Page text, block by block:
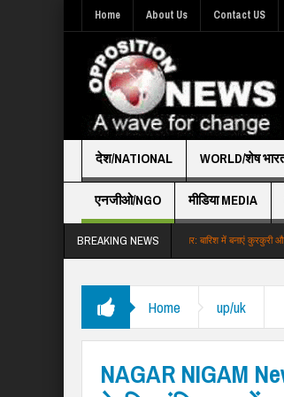
Home About Us Contact US
देश/NATIONAL WORLD/शेष
एनजीओ/NGO मीडिया MEDIA
BREAKING NEWS
बड़ी खबर: बारिश में बनाएं कुरकुरी और रसीली मावा
Home up/uk
NAGAR NIGAM